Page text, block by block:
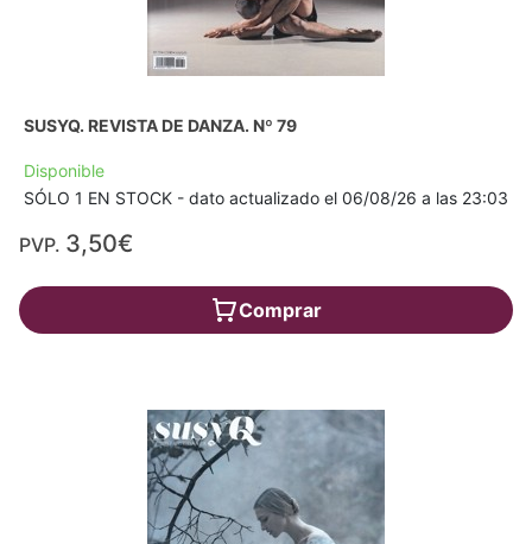
SUSYQ. REVISTA DE DANZA. Nº 79
Disponible
SÓLO 1 EN STOCK - dato actualizado el 06/08/26 a las 23:03
PVP. 3,50€
Comprar